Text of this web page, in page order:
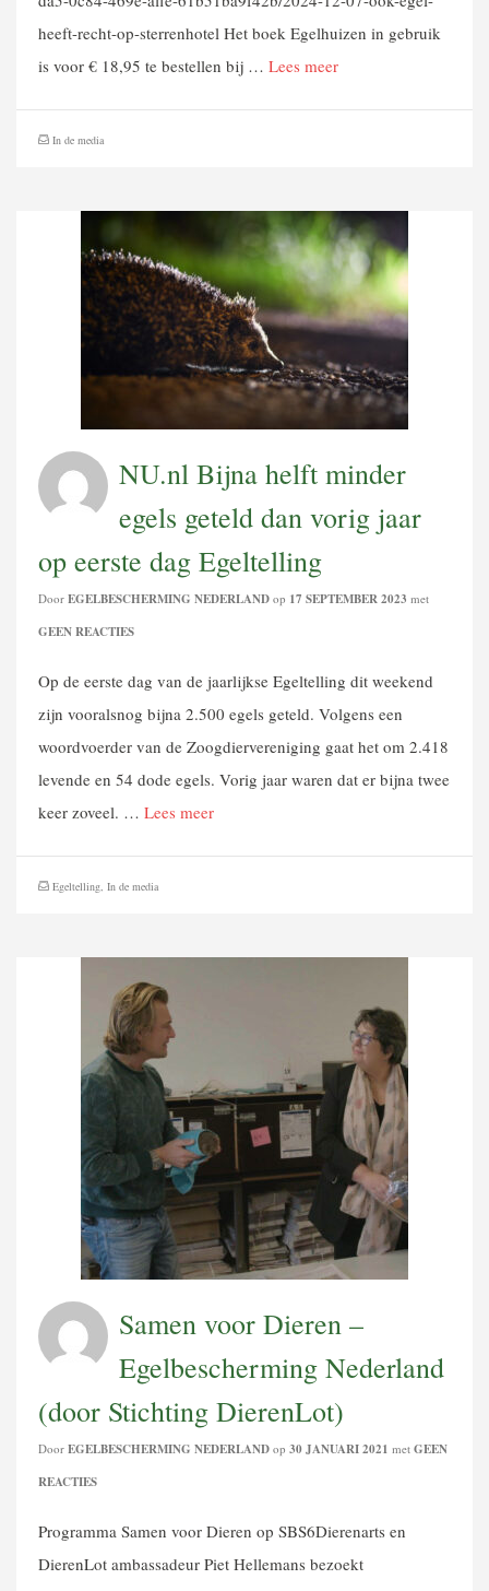
heeft-recht-op-sterrenhotel Het boek Egelhuizen in gebruik
is voor € 18,95 te bestellen bij … Lees meer
In de media
NU.nl Bijna helft minder
egels geteld dan vorig jaar
op eerste dag Egeltelling
Door EGELBESCHERMING NEDERLAND op 17 SEPTEMBER 2023 met
GEEN REACTIES
Op de eerste dag van de jaarlijkse Egeltelling dit weekend
zijn vooralsnog bijna 2.500 egels geteld. Volgens een
woordvoerder van de Zoogdiervereniging gaat het om 2.418
levende en 54 dode egels. Vorig jaar waren dat er bijna twee
keer zoveel. … Lees meer
Egeltelling, In de media
Samen voor Dieren –
Egelbescherming Nederland
(door Stichting DierenLot)
Door EGELBESCHERMING NEDERLAND op 30 JANUARI 2021 met GEEN
REACTIES
Programma Samen voor Dieren op SBS6Dierenarts en
DierenLot ambassadeur Piet Hellemans bezoekt